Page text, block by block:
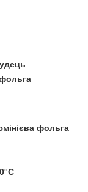
фольга